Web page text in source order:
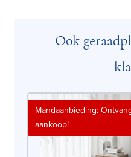
Ook
Mandaanbieding:
aankoop!